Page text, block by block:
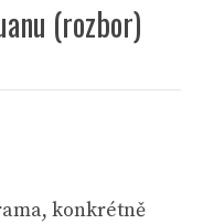
(rozbor)
konkrétně